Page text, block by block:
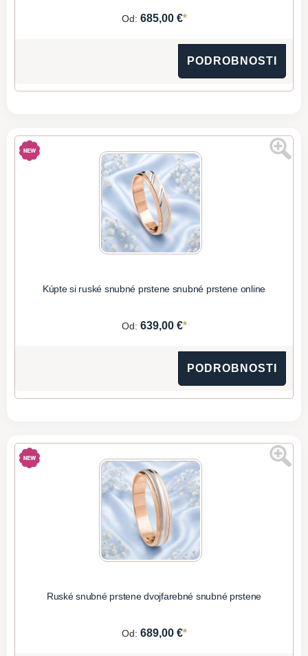
Od: 685,00 €*
PODROBNOSTI
Kúpte si ruské snubné prstene snubné prstene online
Od: 639,00 €*
PODROBNOSTI
Ruské snubné prstene dvojfarebné snubné prstene
Od: 689,00 €*